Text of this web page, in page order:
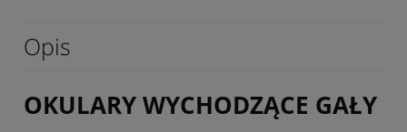
Opis
OKULARY WYCHODZĄCE GAŁY